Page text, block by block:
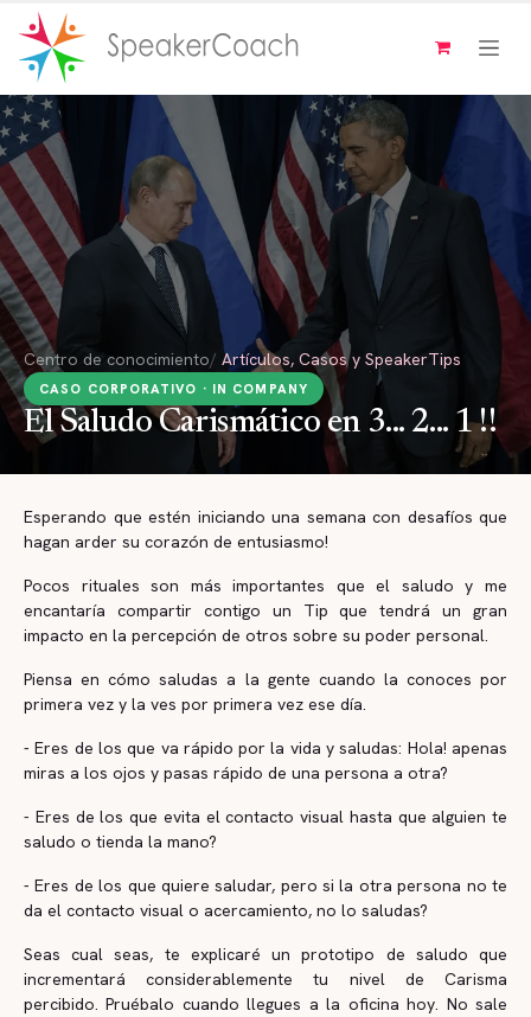
Ir al contenido
Centro de conocimiento/ Artículos, Casos y SpeakerTips
CASO CORPORATIVO · IN COMPANY
El Saludo Carismático en 3... 2... 1 !!
Esperando que estén iniciando una semana con desafíos que
hagan arder su corazón de entusiasmo!
Pocos rituales son más importantes que el saludo y me
encantaría compartir contigo un Tip que tendrá un gran
impacto en la percepción de otros sobre su poder personal.
Piensa en cómo saludas a la gente cuando la conoces por
primera vez y la ves por primera vez ese día.
- Eres de los que va rápido por la vida y saludas: Hola! apenas
miras a los ojos y pasas rápido de una persona a otra?
- Eres de los que evita el contacto visual hasta que alguien te
saludo o tienda la mano?
- Eres de los que quiere saludar, pero si la otra persona no te
da el contacto visual o acercamiento, no lo saludas?
Seas cual seas, te explicaré un prototipo de saludo que
incrementará considerablemente tu nivel de Carisma
percibido. Pruébalo cuando llegues a la oficina hoy. No sale